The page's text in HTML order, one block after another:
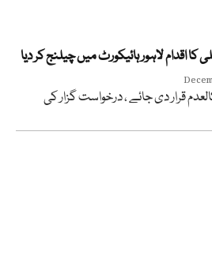
قرار دی جائے ، درخواست گزار کی